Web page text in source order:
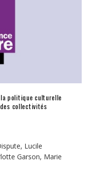
politique culturelle
collectivités
Lucile
Garson, Marie